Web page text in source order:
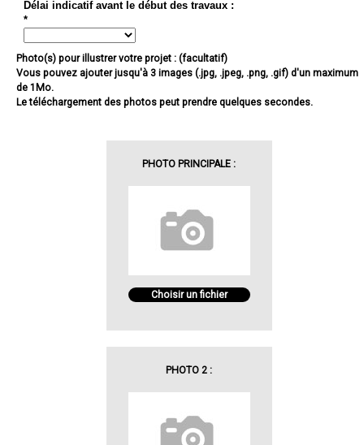
Délai indicatif avant le début des travaux :
*
Photo(s) pour illustrer votre projet : (facultatif)
Vous pouvez ajouter jusqu'à 3 images (.jpg, .jpeg, .png, .gif) d'un maximum
de 1Mo.
Le téléchargement des photos peut prendre quelques secondes.
PHOTO PRINCIPALE :
Choisir un fichier
PHOTO 2 :